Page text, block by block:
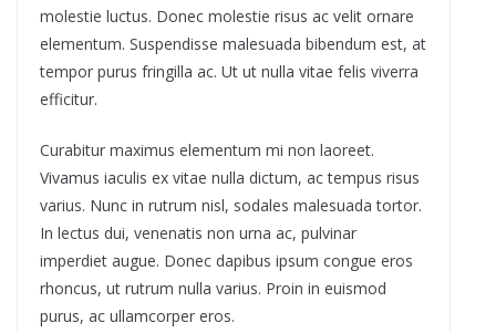
molestie luctus. Donec molestie risus ac velit ornare
elementum. Suspendisse malesuada bibendum est, at
tempor purus fringilla ac. Ut ut nulla vitae felis viverra
efficitur.
Curabitur maximus elementum mi non laoreet.
Vivamus iaculis ex vitae nulla dictum, ac tempus risus
varius. Nunc in rutrum nisl, sodales malesuada tortor.
In lectus dui, venenatis non urna ac, pulvinar
imperdiet augue. Donec dapibus ipsum congue eros
rhoncus, ut rutrum nulla varius. Proin in euismod
purus, ac ullamcorper eros.